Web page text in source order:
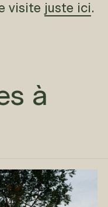
visite juste ici.
à